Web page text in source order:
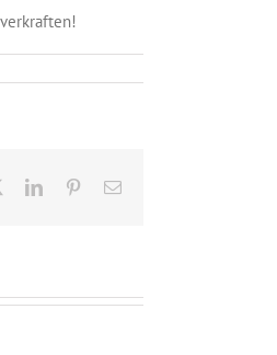
LinkedInPinterest
E-